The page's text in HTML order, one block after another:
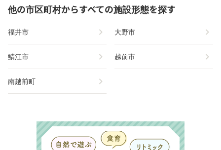
他の市区町村からすべての施設形態を探す
福井市 chevron_right 大野市 chevron_right
鯖江市 chevron_right 越前市 chevron_right
南越前町 chevron_right